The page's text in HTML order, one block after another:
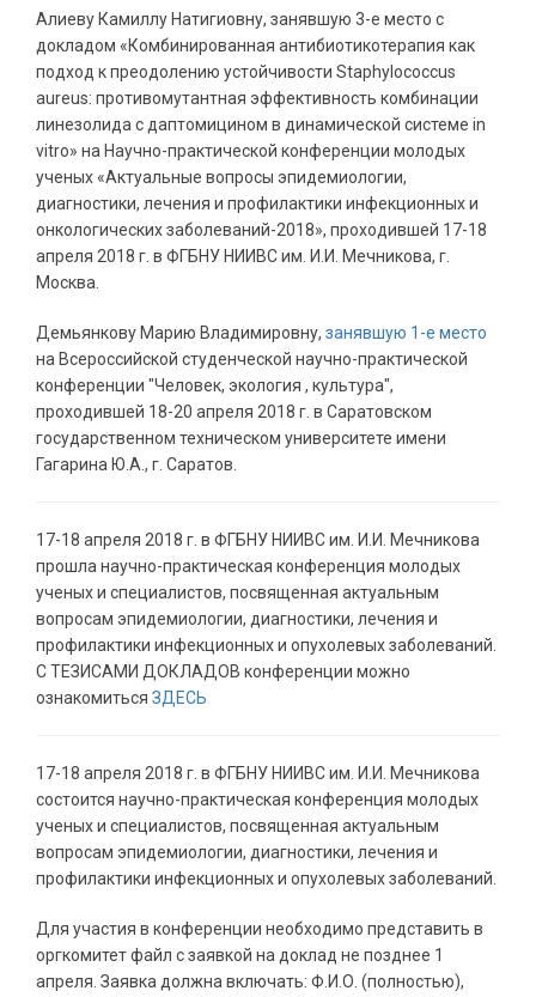
Алиеву Камиллу Натигиовну, занявшую 3-е место с
докладом «Комбинированная антибиотикотерапия как
подход к преодолению устойчивости Staphylococcus
aureus: противомутантная эффективность комбинации
линезолида с даптомицином в динамической системе in
vitro» на Научно-практической конференции молодых
ученых «Актуальные вопросы эпидемиологии,
диагностики, лечения и профилактики инфекционных и
онкологических заболеваний-2018», проходившей 17-18
апреля 2018 г. в ФГБНУ НИИВС им. И.И. Мечникова, г.
Москва.
Демьянкову Марию Владимировну, занявшую 1-е место
на Всероссийской студенческой научно-практической
конференции "Человек, экология , культура",
проходившей 18-20 апреля 2018 г. в Саратовском
государственном техническом университете имени
Гагарина Ю.А., г. Саратов.
17-18 апреля 2018 г. в ФГБНУ НИИВС им. И.И. Мечникова
прошла научно-практическая конференция молодых
ученых и специалистов, посвященная актуальным
вопросам эпидемиологии, диагностики, лечения и
профилактики инфекционных и опухолевых заболеваний.
С ТЕЗИСАМИ ДОКЛАДОВ конференции можно
ознакомиться ЗДЕСЬ
17-18 апреля 2018 г. в ФГБНУ НИИВС им. И.И. Мечникова
состоится научно-практическая конференция молодых
ученых и специалистов, посвященная актуальным
вопросам эпидемиологии, диагностики, лечения и
профилактики инфекционных и опухолевых заболеваний.
Для участия в конференции необходимо представить в
оргкомитет файл с заявкой на доклад не позднее 1
апреля. Заявка должна включать: Ф.И.О. (полностью),